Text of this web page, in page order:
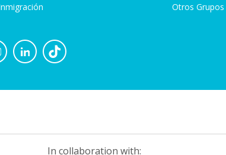
Otros Grupos
In collaboration with: